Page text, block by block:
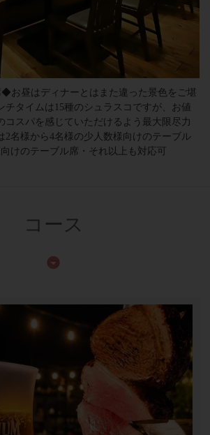
お昼はディナーとはまた違った景色をご堪
チタイムは15種のシュラスコですが、お値
コスパを感じていただけるよう最大限尽力
2名様から4名様の少人数様向けのテーブル
けのテーブル席・それ以上も対応可
コース